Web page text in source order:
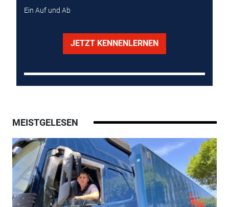
Ein Auf und Ab
JETZT KENNENLERNEN
MEISTGELESEN